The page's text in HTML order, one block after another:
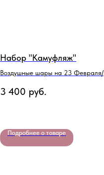
Набор "Камуфляж"
Воздушные шары на 23 Февраля/
3 400 руб.
Подробнее о товаре